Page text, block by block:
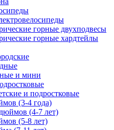
горные двухподвесы
горные хардтейлы
и мини
и подростковые
(3-4 года)
(4-7 лет)
(5-8 лет)